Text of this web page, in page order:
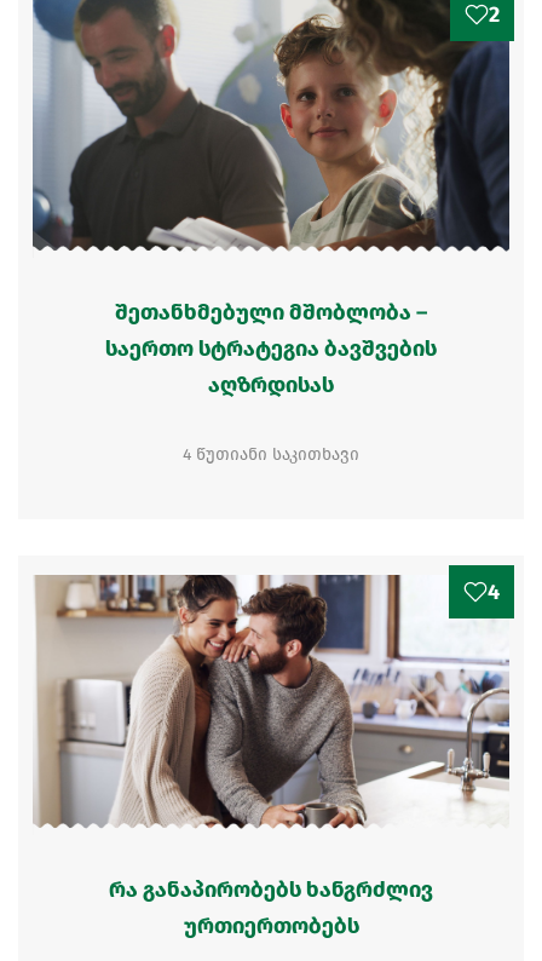
2
შეთანხმებული მშობლობა –
საერთო სტრატეგია ბავშვების
აღზრდისას
4 წუთიანი საკითხავი
4
რა განაპირობებს ხანგრძლივ
ურთიერთობებს